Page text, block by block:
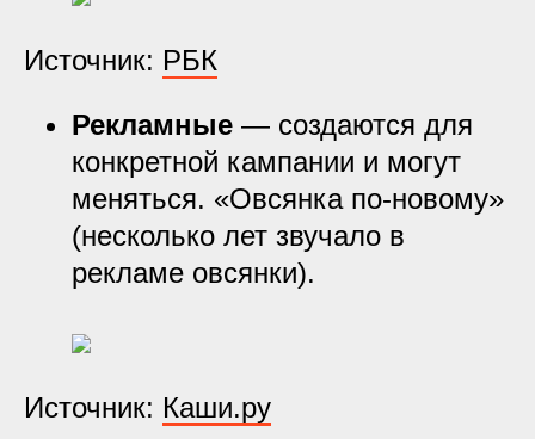
Источник: РБК
Рекламные — создаются для
конкретной кампании и могут
меняться. «Овсянка по-новому»
(несколько лет звучало в
рекламе овсянки).
Источник: Каши.ру